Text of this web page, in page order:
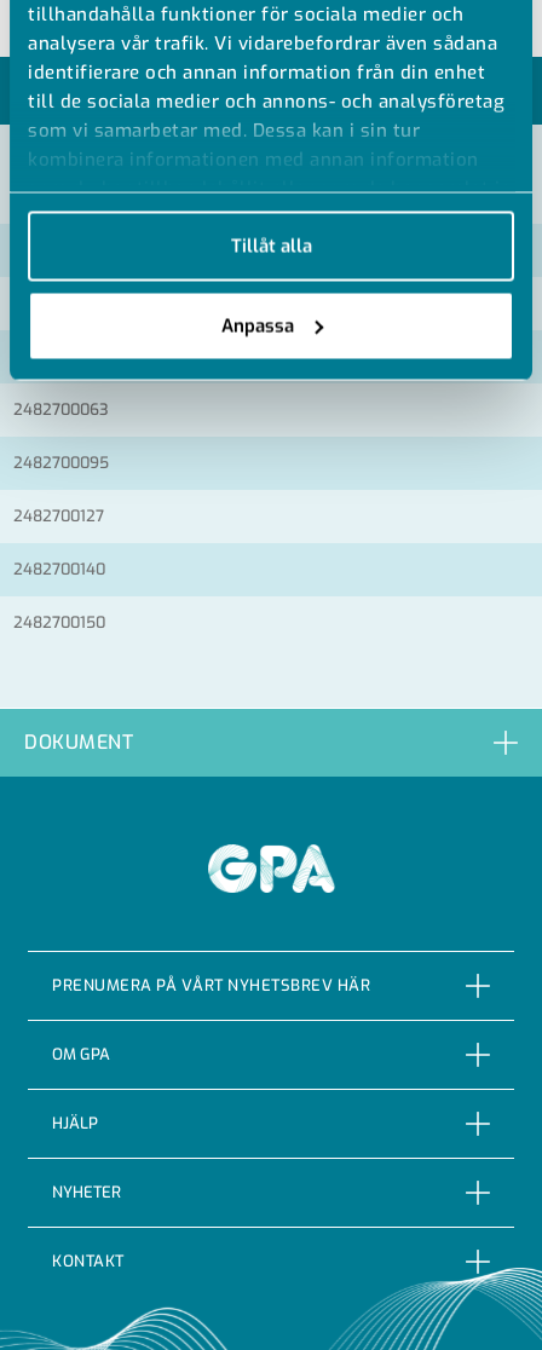
tillhandahålla funktioner för sociala medier och
analysera vår trafik. Vi vidarebefordrar även sådana
identifierare och annan information från din enhet
till de sociala medier och annons- och analysföretag
som vi samarbetar med. Dessa kan i sin tur
kombinera informationen med annan information
som du har tillhandahållit eller som de har samlat in
när du har använt deras tjänster.
Tillåt alla
Anpassa
MODELLER
RSK
2482700050
2482700063
2482700095
2482700127
2482700140
2482700150
DOKUMENT
PRENUMERA PÅ VÅRT NYHETSBREV HÄR
OM GPA
Om företaget
Vår Historia
Code of conduct
HJÄLP
Reklamationer
Returer
Leveransvillkor
NYHETER
Nyheter
KONTAKT
GPA Flowsystem AB